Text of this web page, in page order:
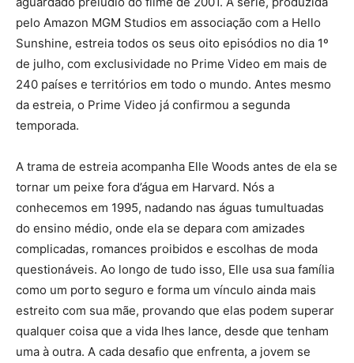
pelo Amazon MGM Studios em associação com a Hello
Sunshine, estreia todos os seus oito episódios no dia 1º
de julho, com exclusividade no Prime Video em mais de
240 países e territórios em todo o mundo. Antes mesmo
da estreia, o Prime Video já confirmou a segunda
temporada.
A trama de estreia acompanha Elle Woods antes de ela se
tornar um peixe fora d’água em Harvard. Nós a
conhecemos em 1995, nadando nas águas tumultuadas
do ensino médio, onde ela se depara com amizades
complicadas, romances proibidos e escolhas de moda
questionáveis. Ao longo de tudo isso, Elle usa sua família
como um porto seguro e forma um vínculo ainda mais
estreito com sua mãe, provando que elas podem superar
qualquer coisa que a vida lhes lance, desde que tenham
uma à outra. A cada desafio que enfrenta, a jovem se